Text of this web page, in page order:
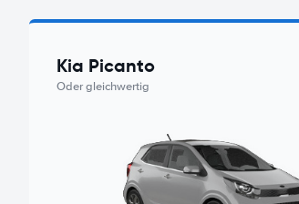
Kia Picanto
Oder gleichwertig